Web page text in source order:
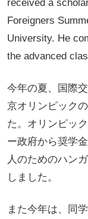
received a
Foreigners
University. He
the advanced
今年の夏、国際
京オリンピック
た。オリンピッ
ー政府から奨学
人のためのハン
しました。
また今年は、同